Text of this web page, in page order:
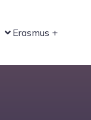
Erasmus +